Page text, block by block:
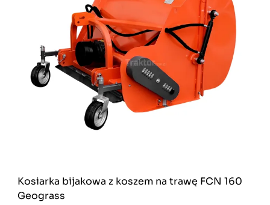
Kosiarka bijakowa z koszem na trawę FCN 160
Geograss